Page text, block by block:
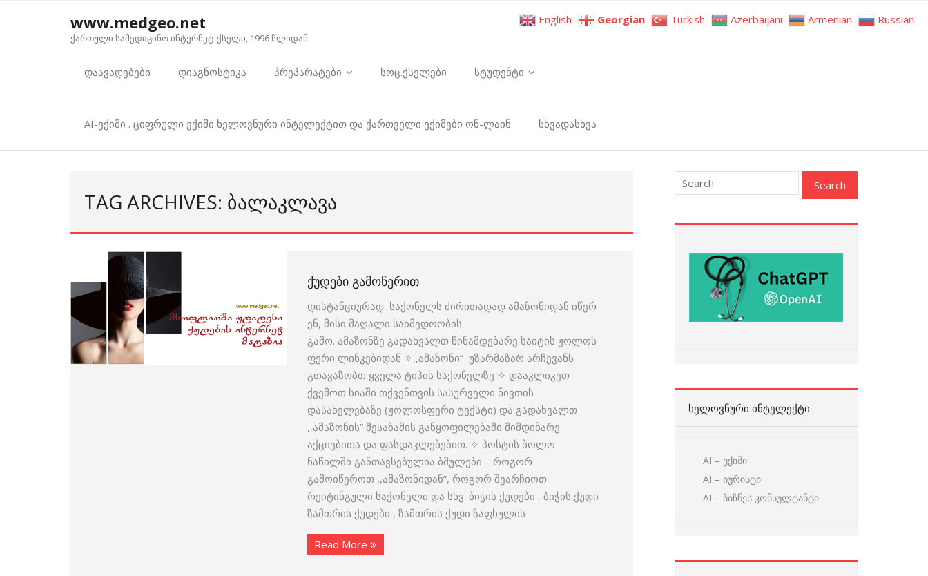
www.medgeo.net
ქართული სამედიცინო ინტერნეტ-ქსელი, 1996 წლიდან
დაავადებები დიაგნოსტიკა პრეპარატები სოც.ქსელები სტუდენტი
AI-ექიმი . ციფრული ექიმი ხელოვნური ინტელექტით და ქართველი ექიმები ონ-ლაინ სხვადასხვა
TAG ARCHIVES: ᲑᲐᲚᲐᲙᲚᲐᲕᲐ
ᲥᲣᲓᲔᲑᲘ ᲒᲐᲛᲝᲬᲔᲠᲘᲗ
დისტანციურად საქონელს ძირითადად ამაზონიდან იწერ
ენ, მისი მაღალი საიმედოობის
გამო. ამაზონზე გადახვალთ წინამდებარე საიტის ჟოლოს
ფერი ლინკებიდან ✧,,ამაზონი” უზარმაზარ არჩევანს
გთავაზობთ ყველა ტიპის საქონელზე ✧ დააკლიკეთ
ქვემოთ სიაში თქვენთვის სასურველი ნივთის
დასახელებაზე (ჟოლოსფერი ტექსტი) და გადახვალთ
,,ამაზონის“ შესაბამის განყოფილებაში მიმდინარე
აქციებითა და ფასდაკლებებით. ✧ პოსტის ბოლო
ნაწილში განთავსებულია ბმულები – როგორ
გამოიწეროთ ,,ამაზონიდან”, როგორ შეარჩიოთ
რეიტინგული საქონელი და სხვ. ბიჭის ქუდები , ბიჭის ქუდი
ზამთრის ქუდები , ზამთრის ქუდი ზაფხულის
Read More
ᲮᲔᲚᲝᲕᲜᲣᲠᲘ ᲘᲜᲢᲔᲚᲔᲥᲢᲘ
AI – ექიმი
AI – იურისტი
AI – ბიზნეს კონსულტანტი
English Georgian Turkish Azerbaijani Armenian Russian